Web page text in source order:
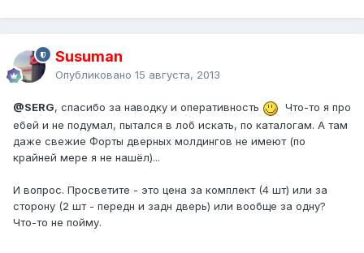
Susuman
Опубликовано 15 августа, 2013
@SERG, спасибо за наводку и оперативность
Что-то я про
ебей и не подумал, пытался в лоб искать, по каталогам. А там
даже свежие Форты дверных молдингов не имеют (по
крайней мере я не нашёл)...
И вопрос. Просветите - это цена за комплект (4 шт) или за
сторону (2 шт - передн и задн дверь) или вообще за одну?
Что-то не пойму.